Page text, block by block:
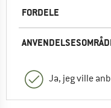
FORDELE
Ja, jeg ville